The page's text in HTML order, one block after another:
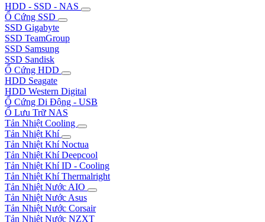
HDD - SSD - NAS
Ổ Cứng SSD
SSD Gigabyte
SSD TeamGroup
SSD Samsung
SSD Sandisk
Ổ Cứng HDD
HDD Seagate
HDD Western Digital
Ổ Cứng Di Động - USB
Ổ Lưu Trữ NAS
Tản Nhiệt Cooling
Tản Nhiệt Khí
Tản Nhiệt Khí Noctua
Tản Nhiệt Khí Deepcool
Tản Nhiệt Khí ID - Cooling
Tản Nhiệt Khí Thermalright
Tản Nhiệt Nước AIO
Tản Nhiệt Nước Asus
Tản Nhiệt Nước Corsair
Tản Nhiệt Nước NZXT